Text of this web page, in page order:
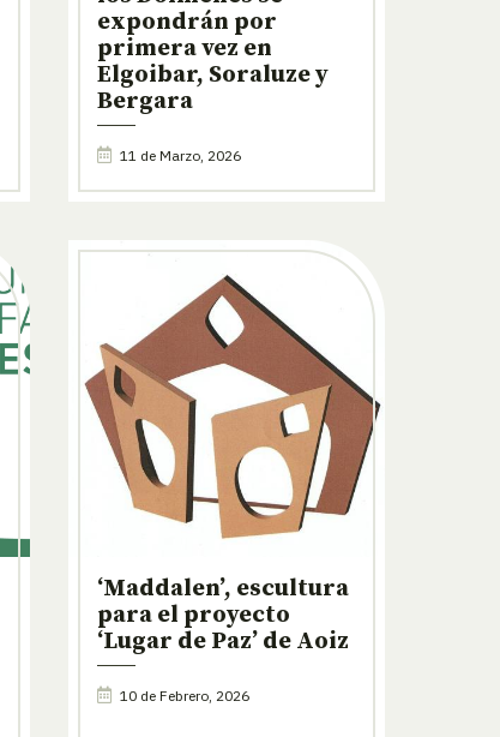
expondrán por
primera vez en
Elgoibar, Soraluze y
Bergara
11 de Marzo, 2026
‘Maddalen’, escultura
para el proyecto
‘Lugar de Paz’ de Aoiz
10 de Febrero, 2026